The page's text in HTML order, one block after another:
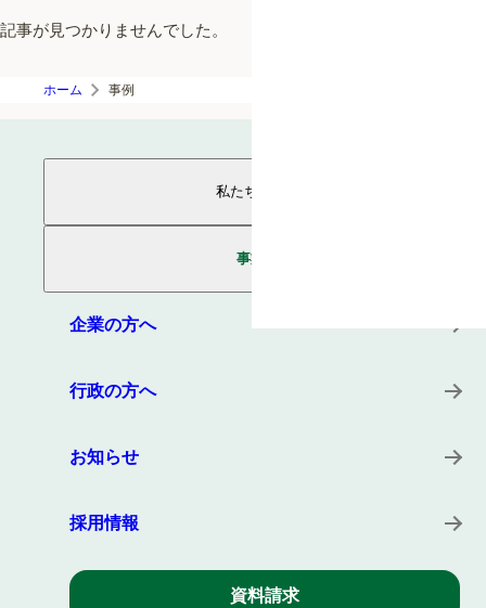
記事が見つかりませんでした。
ホーム 事例
私たちについて
役員紹介
沿革
所在地
事業案内
プロダクト
企業の方へ
行政の方へ
お知らせ
採用情報
資料請求